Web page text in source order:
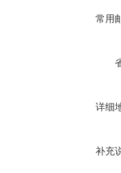
常用
详细
补充